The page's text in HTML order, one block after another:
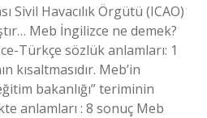
Sivil Havacılık Örgütü (ICAO)
Meb İngilizce ne demek?
Türkçe sözlük anlamları: 1
kısaltmasıdır. Meb’in
bakanlığı” teriminin
anlamları : 8 sonuç Meb